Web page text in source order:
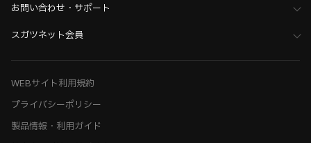
お問い合わせ・サポート
スガツネット会員
WEBサイト利用規約
プライバシーポリシー
製品情報・利用ガイド